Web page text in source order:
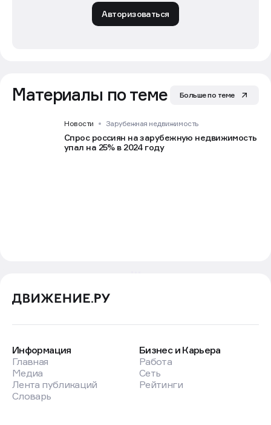
Авторизоваться
Материалы по теме Больше по теме
Новости Зарубежная недвижимость
Спрос россиян на зарубежную недвижимость
упал на 25% в 2024 году
Информация
Главная
Медиа
Лента публикаций
Словарь
Бизнес и Карьера
Работа
Сеть
Рейтинги